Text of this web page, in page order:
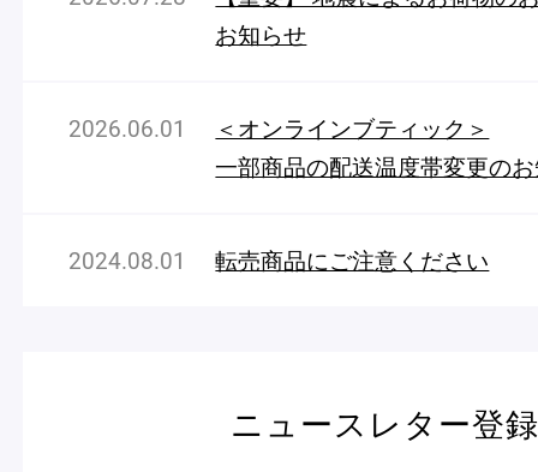
お知らせ
2026.06.01
＜オンラインブティック＞
一部商品の配送温度帯変更の
2024.08.01 転売商品にご注意ください
ニュースレター登録